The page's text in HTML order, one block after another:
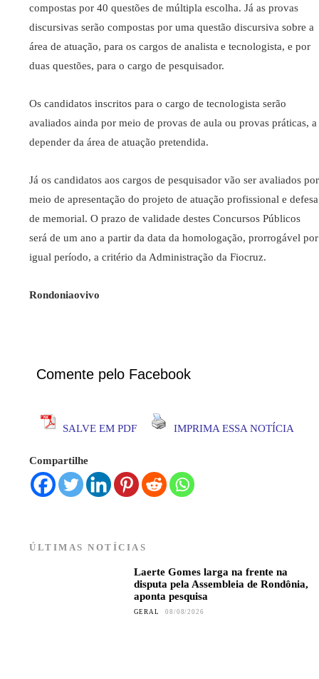
compostas por 40 questões de múltipla escolha. Já as provas
discursivas serão compostas por uma questão discursiva sobre a
área de atuação, para os cargos de analista e tecnologista, e por
duas questões, para o cargo de pesquisador.
Os candidatos inscritos para o cargo de tecnologista serão
avaliados ainda por meio de provas de aula ou provas práticas, a
depender da área de atuação pretendida.
Já os candidatos aos cargos de pesquisador vão ser avaliados por
meio de apresentação do projeto de atuação profissional e defesa
de memorial. O prazo de validade destes Concursos Públicos
será de um ano a partir da data da homologação, prorrogável por
igual período, a critério da Administração da Fiocruz.
Rondoniaovivo
Comente pelo Facebook
SALVE EM PDF IMPRIMA ESSA NOTÍCIA
Compartilhe
ÚLTIMAS NOTÍCIAS
Laerte Gomes larga na frente na
disputa pela Assembleia de Rondônia,
aponta pesquisa
GERAL 08/08/2026